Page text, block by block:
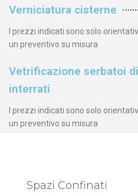
Verniciatura cisterne
I prezzi indicati sono solo
un preventivo su misura
Vetrificazione serbatoi
interrati
I prezzi indicati sono solo
un preventivo su misura
Spazi Confinati